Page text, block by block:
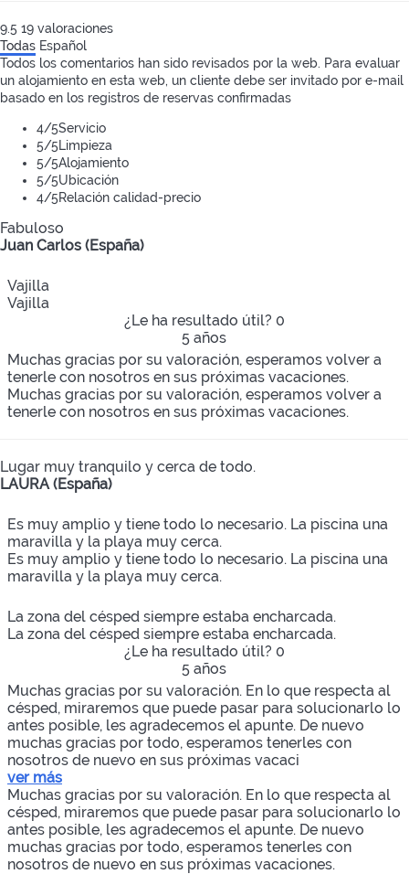
9.5 19 valoraciones
Todas Español
Todos los comentarios han sido revisados por la web. Para evaluar
un alojamiento en esta web, un cliente debe ser invitado por e-mail
basado en los registros de reservas confirmadas
4/5Servicio
5/5Limpieza
5/5Alojamiento
5/5Ubicación
4/5Relación calidad-precio
Fabuloso
Juan Carlos (España)
Vajilla
Vajilla
¿Le ha resultado útil? 0
5 años
Muchas gracias por su valoración, esperamos volver a
tenerle con nosotros en sus próximas vacaciones.
Muchas gracias por su valoración, esperamos volver a
tenerle con nosotros en sus próximas vacaciones.
Lugar muy tranquilo y cerca de todo.
LAURA (España)
Es muy amplio y tiene todo lo necesario. La piscina una
maravilla y la playa muy cerca.
Es muy amplio y tiene todo lo necesario. La piscina una
maravilla y la playa muy cerca.
La zona del césped siempre estaba encharcada.
La zona del césped siempre estaba encharcada.
¿Le ha resultado útil? 0
5 años
Muchas gracias por su valoración. En lo que respecta al
césped, miraremos que puede pasar para solucionarlo lo
antes posible, les agradecemos el apunte. De nuevo
muchas gracias por todo, esperamos tenerles con
nosotros de nuevo en sus próximas vacaci
ver más
Muchas gracias por su valoración. En lo que respecta al
césped, miraremos que puede pasar para solucionarlo lo
antes posible, les agradecemos el apunte. De nuevo
muchas gracias por todo, esperamos tenerles con
nosotros de nuevo en sus próximas vacaciones.